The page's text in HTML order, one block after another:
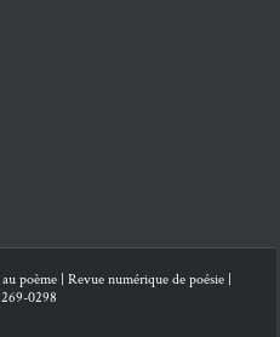
poème | Revue numérique de poésie |
0298